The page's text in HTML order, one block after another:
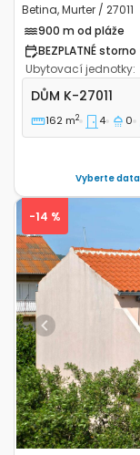
Betina, Murter / 27011
900 m od pláže
BEZPLATNÉ
Ubytovací jednotky:
Čtyřpokojový
DŮM K-27011
162 m2 4 0
Vyberte
Previous
-14 %